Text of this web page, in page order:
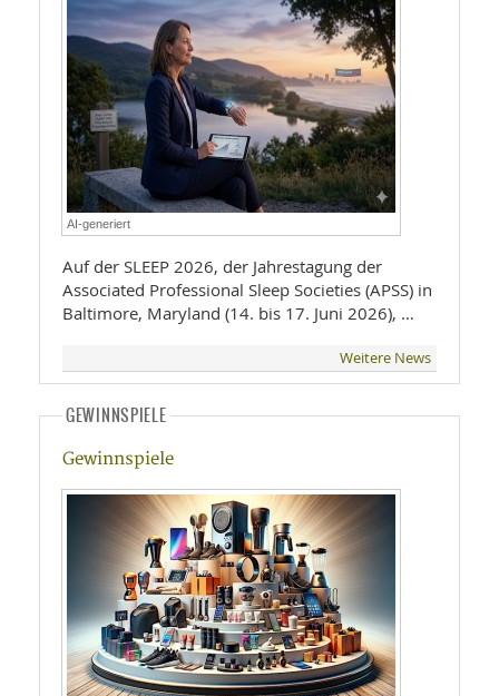
AI-generiert
Auf der SLEEP 2026, der Jahrestagung der
Associated Professional Sleep Societies (APSS) in
Baltimore, Maryland (14. bis 17. Juni 2026), …
Weitere News
GEWINNSPIELE
Gewinnspiele